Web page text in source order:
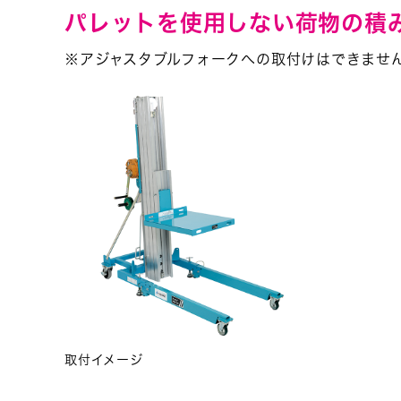
パレットを使用しない荷物の積
※アジャスタブルフォークへの取付けはできませ
取付イメージ